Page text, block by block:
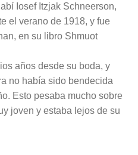
Iosef Itzjak Schneerson,
el verano de 1918, y fue
en su libro Shmuot
años desde su boda, y
no había sido bendecida
Esto pesaba mucho sobre
joven y estaba lejos de su